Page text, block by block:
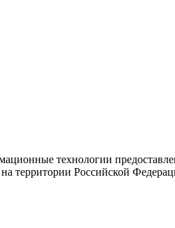
технологии
территории Российской